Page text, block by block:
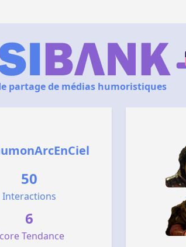
partage de médias humoristiques
50
Interactions
6
Tendance